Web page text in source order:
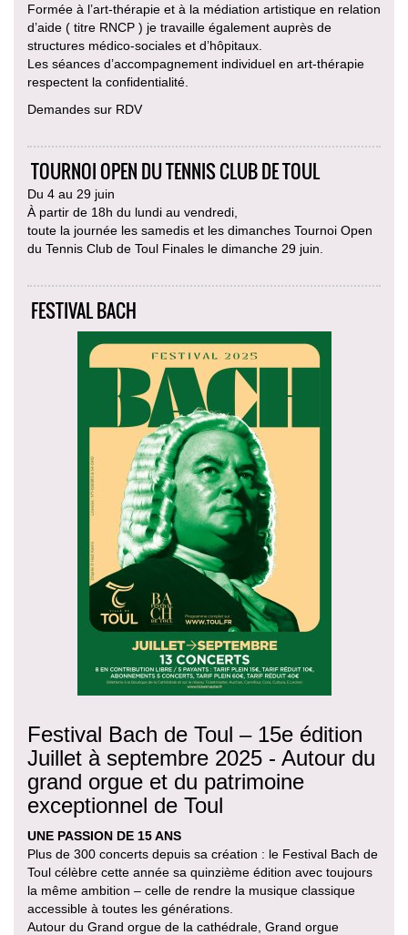
Formée à l’art-thérapie et à la médiation artistique en relation
d’aide ( titre RNCP ) je travaille également auprès de
structures médico-sociales et d’hôpitaux.
Les séances d’accompagnement individuel en art-thérapie
respectent la confidentialité.
Demandes sur RDV
TOURNOI OPEN DU TENNIS CLUB DE TOUL
Du 4 au 29 juin
À partir de 18h du lundi au vendredi,
toute la journée les samedis et les dimanches Tournoi Open
du Tennis Club de Toul Finales le dimanche 29 juin.
FESTIVAL BACH
Festival Bach de Toul – 15e édition
Juillet à septembre 2025 - Autour du
grand orgue et du patrimoine
exceptionnel de Toul
UNE PASSION DE 15 ANS
Plus de 300 concerts depuis sa création : le Festival Bach de
Toul célèbre cette année sa quinzième édition avec toujours
la même ambition – celle de rendre la musique classique
accessible à toutes les générations.
Autour du Grand orgue de la cathédrale, Grand orgue